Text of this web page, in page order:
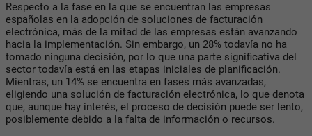
Respecto a la fase en la que se encuentran las empresas
españolas en la adopción de soluciones de facturación
electrónica, más de la mitad de las empresas están avanzando
hacia la implementación. Sin embargo, un 28% todavía no ha
tomado ninguna decisión, por lo que una parte significativa del
sector todavía está en las etapas iniciales de planificación.
Mientras, un 14% se encuentra en fases más avanzadas,
eligiendo una solución de facturación electrónica, lo que denota
que, aunque hay interés, el proceso de decisión puede ser lento,
posiblemente debido a la falta de información o recursos.